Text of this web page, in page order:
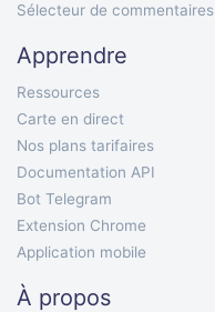
Sélecteur de commentaires
Apprendre
Ressources
Carte en direct
Nos plans tarifaires
Documentation API
Bot Telegram
Extension Chrome
Application mobile
À propos